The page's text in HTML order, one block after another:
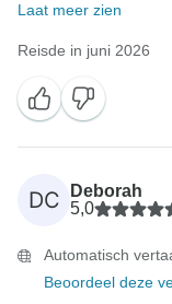
Laat meer zien
Reisde in juni 2026
DC
Deborah
5,0
Automatisch
Beoordeel deze